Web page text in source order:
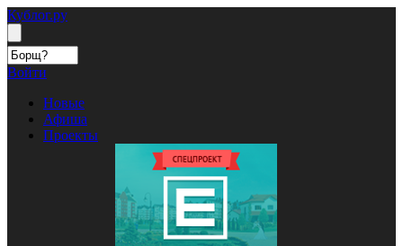
Кублог.ру
Войти
Новые
Афиша
Проекты